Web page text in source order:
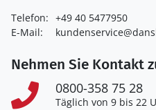
Telefon: +49 40 5477950
E-Mail:
Nehmen Sie Kontakt
0800-358 75 28
Täglich von 9 bis 22